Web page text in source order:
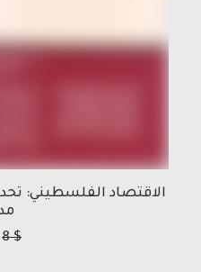
الاقتصاد الفلسطيني:
8$